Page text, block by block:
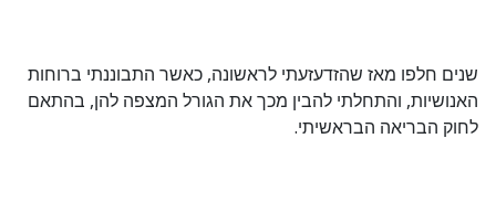
שנים חלפו מאז שהזדעזעתי לראשונה, כאשר התבוננתי ברוחות
האנושיות, והתחלתי להבין מכך את הגורל המצפה להן, בהתאם
לחוק הבריאה הבראשיתי.